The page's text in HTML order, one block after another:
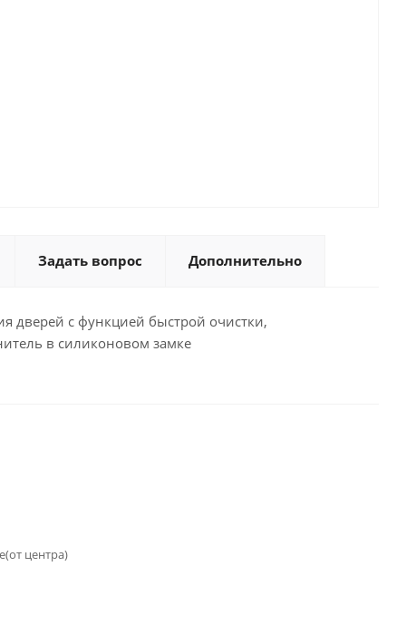
Задать вопрос Дополнительно
дверей с функцией быстрой очистки,
в силиконовом замке
центра)